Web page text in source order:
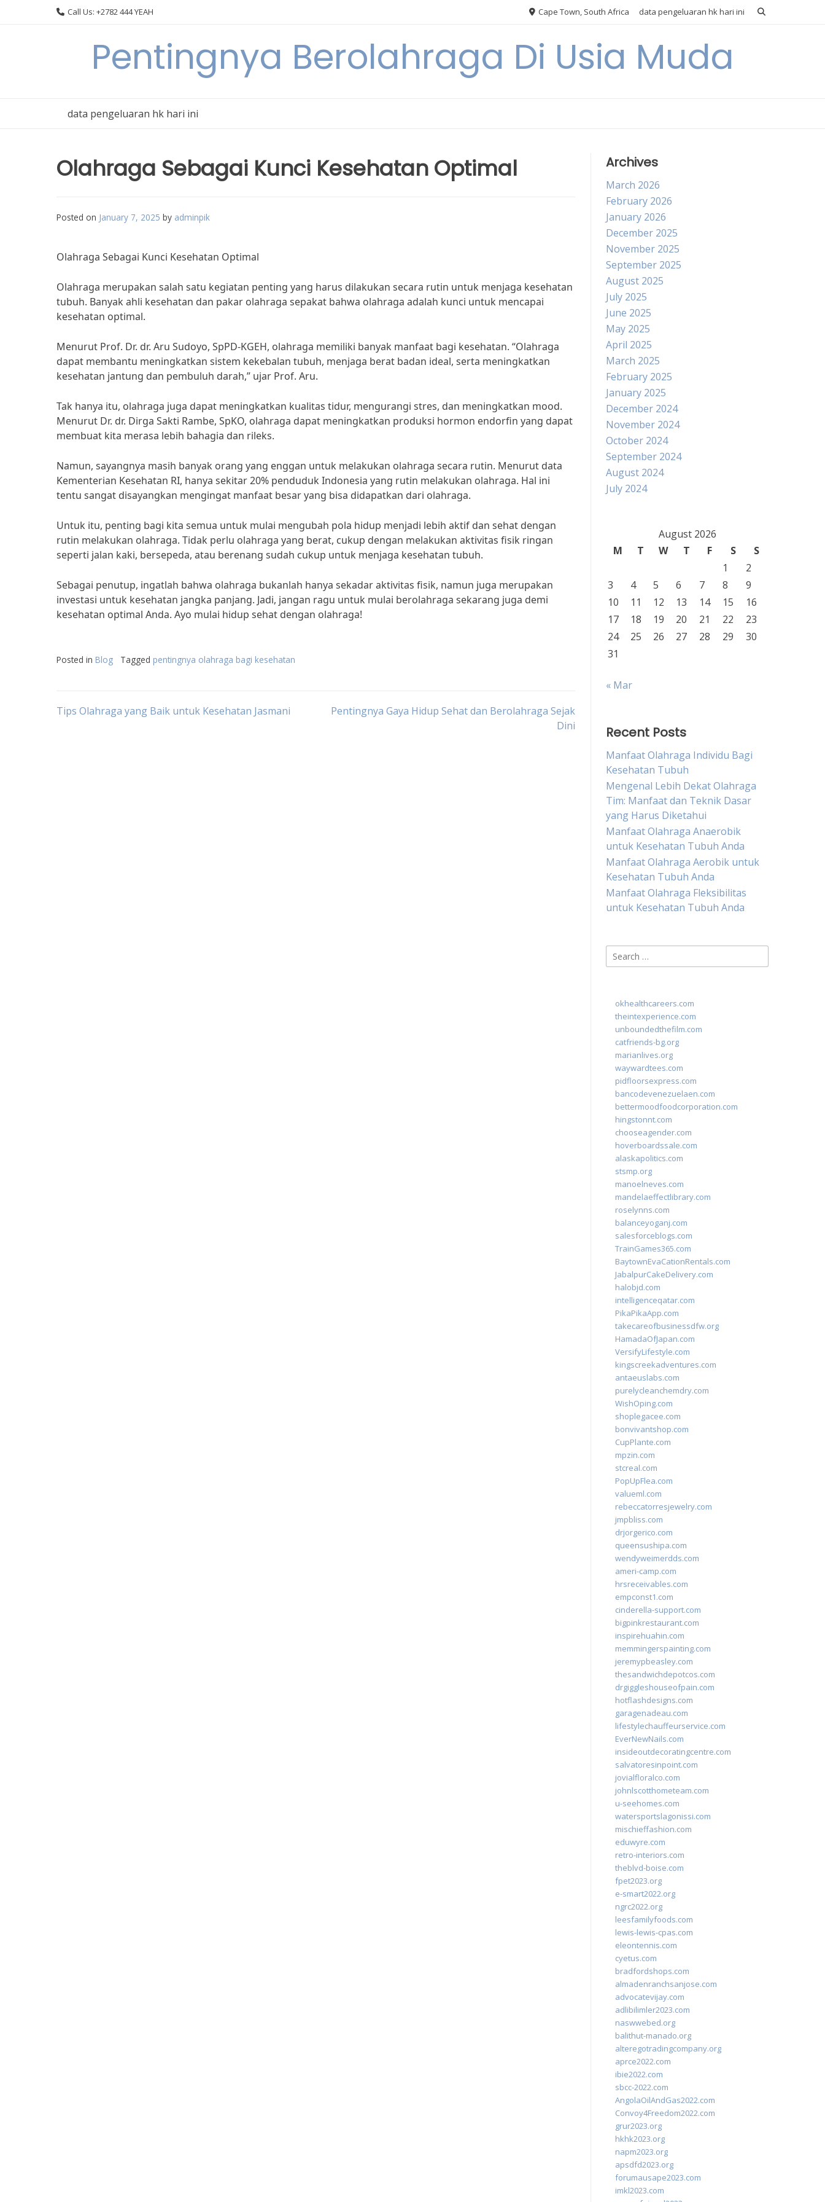
Call Us: +2782 444 YEAH Cape Town, South Africa data pengeluaran hk hari ini
Pentingnya Berolahraga Di Usia Muda
data pengeluaran hk hari ini
Olahraga Sebagai Kunci Kesehatan Optimal
Posted on January 7, 2025 by adminpik
Olahraga Sebagai Kunci Kesehatan Optimal
Olahraga merupakan salah satu kegiatan penting yang harus dilakukan secara rutin untuk menjaga kesehatan
tubuh. Banyak ahli kesehatan dan pakar olahraga sepakat bahwa olahraga adalah kunci untuk mencapai
kesehatan optimal.
Menurut Prof. Dr. dr. Aru Sudoyo, SpPD-KGEH, olahraga memiliki banyak manfaat bagi kesehatan. “Olahraga
dapat membantu meningkatkan sistem kekebalan tubuh, menjaga berat badan ideal, serta meningkatkan
kesehatan jantung dan pembuluh darah,” ujar Prof. Aru.
Tak hanya itu, olahraga juga dapat meningkatkan kualitas tidur, mengurangi stres, dan meningkatkan mood.
Menurut Dr. dr. Dirga Sakti Rambe, SpKO, olahraga dapat meningkatkan produksi hormon endorfin yang dapat
membuat kita merasa lebih bahagia dan rileks.
Namun, sayangnya masih banyak orang yang enggan untuk melakukan olahraga secara rutin. Menurut data
Kementerian Kesehatan RI, hanya sekitar 20% penduduk Indonesia yang rutin melakukan olahraga. Hal ini
tentu sangat disayangkan mengingat manfaat besar yang bisa didapatkan dari olahraga.
Untuk itu, penting bagi kita semua untuk mulai mengubah pola hidup menjadi lebih aktif dan sehat dengan
rutin melakukan olahraga. Tidak perlu olahraga yang berat, cukup dengan melakukan aktivitas fisik ringan
seperti jalan kaki, bersepeda, atau berenang sudah cukup untuk menjaga kesehatan tubuh.
Sebagai penutup, ingatlah bahwa olahraga bukanlah hanya sekadar aktivitas fisik, namun juga merupakan
investasi untuk kesehatan jangka panjang. Jadi, jangan ragu untuk mulai berolahraga sekarang juga demi
kesehatan optimal Anda. Ayo mulai hidup sehat dengan olahraga!
Posted in Blog Tagged pentingnya olahraga bagi kesehatan
Post
Tips Olahraga yang Baik untuk Kesehatan Jasmani
Pentingnya Gaya Hidup Sehat dan Berolahraga Sejak
Dini
Archives
March 2026
February 2026
January 2026
December 2025
November 2025
September 2025
August 2025
July 2025
June 2025
May 2025
April 2025
March 2025
February 2025
January 2025
December 2024
November 2024
October 2024
September 2024
August 2024
July 2024
August 2026
M
T W T F S
S
1
2
3
4 5 6 7 8
9
10
11 12 13 14 15
16
17
18 19 20 21 22
23
24
25 26 27 28 29
30
31
« Mar
Recent Posts
Manfaat Olahraga Individu Bagi
Kesehatan Tubuh
Mengenal Lebih Dekat Olahraga
Tim: Manfaat dan Teknik Dasar
yang Harus Diketahui
Manfaat Olahraga Anaerobik
untuk Kesehatan Tubuh Anda
Manfaat Olahraga Aerobik untuk
Kesehatan Tubuh Anda
Manfaat Olahraga Fleksibilitas
untuk Kesehatan Tubuh Anda
Search
for:
okhealthcareers.com
theintexperience.com
unboundedthefilm.com
catfriends-bg.org
marianlives.org
waywardtees.com
pidfloorsexpress.com
bancodevenezuelaen.com
bettermoodfoodcorporation.com
hingstonnt.com
chooseagender.com
hoverboardssale.com
alaskapolitics.com
stsmp.org
manoelneves.com
mandelaeffectlibrary.com
roselynns.com
balanceyoganj.com
salesforceblogs.com
TrainGames365.com
BaytownEvaCationRentals.com
JabalpurCakeDelivery.com
halobjd.com
intelligenceqatar.com
PikaPikaApp.com
takecareofbusinessdfw.org
HamadaOfJapan.com
VersifyLifestyle.com
kingscreekadventures.com
antaeuslabs.com
purelycleanchemdry.com
WishOping.com
shoplegacee.com
bonvivantshop.com
CupPlante.com
mpzin.com
stcreal.com
PopUpFlea.com
valueml.com
rebeccatorresjewelry.com
jmpbliss.com
drjorgerico.com
queensushipa.com
wendyweimerdds.com
ameri-camp.com
hrsreceivables.com
empconst1.com
cinderella-support.com
bigpinkrestaurant.com
inspirehuahin.com
memmingerspainting.com
jeremypbeasley.com
thesandwichdepotcos.com
drgiggleshouseofpain.com
hotflashdesigns.com
garagenadeau.com
lifestylechauffeurservice.com
EverNewNails.com
insideoutdecoratingcentre.com
salvatoresinpoint.com
jovialfloralco.com
johnlscotthometeam.com
u-seehomes.com
watersportslagonissi.com
mischieffashion.com
eduwyre.com
retro-interiors.com
theblvd-boise.com
fpet2023.org
e-smart2022.org
ngrc2022.org
leesfamilyfoods.com
lewis-lewis-cpas.com
eleontennis.com
cyetus.com
bradfordshops.com
almadenranchsanjose.com
advocatevijay.com
adlibilimler2023.com
naswwebed.org
balithut-manado.org
alteregotradingcompany.org
aprce2022.com
ibie2022.com
sbcc-2022.com
AngolaOilAndGas2022.com
Convoy4Freedom2022.com
grur2023.org
hkhk2023.org
napm2023.org
apsdfd2023.org
forumausape2023.com
imkl2023.com